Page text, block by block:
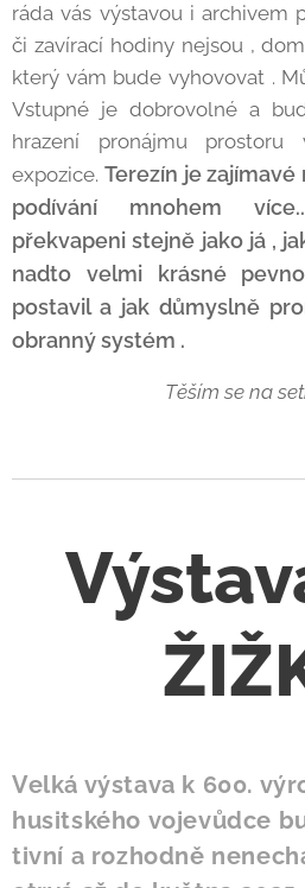
ráda vás výstavou i archivem
či zavírací hodiny nejsou ,
který vám bude vyhovovat .
Vstupné je dobrovolné a
hrazení pronájmu prostoru
expozice. Terezín je
podívání mnohem
překvapeni stejně jako já ,
nadto velmi krásné
postavil a jak důmyslně
obranný systém .
Těším se na
Velká výstava k 600.
husitského vojevůdce
tivní a rozhodně